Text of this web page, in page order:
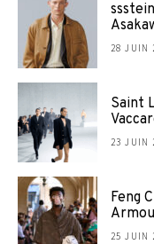
28 JUIN
Saint
23 JUIN
Feng
25 JUIN